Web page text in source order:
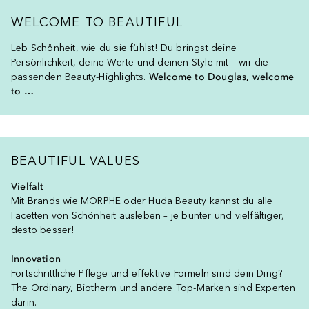
WELCOME TO BEAUTIFUL
Leb Schönheit, wie du sie fühlst! Du bringst deine
Persönlichkeit, deine Werte und deinen Style mit – wir die
passenden Beauty-Highlights. Welcome to Douglas, welcome
to …
BEAUTIFUL VALUES
Vielfalt
Mit Brands wie MORPHE oder Huda Beauty kannst du alle
Facetten von Schönheit ausleben – je bunter und vielfältiger,
desto besser!
Innovation
Fortschrittliche Pflege und effektive Formeln sind dein Ding?
The Ordinary, Biotherm und andere Top-Marken sind Experten
darin.